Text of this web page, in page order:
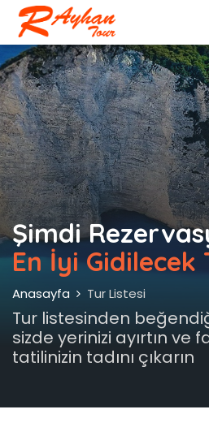
Şimdi
En İyi Gidilecek
Anasayfa Tur Listesi
Tur listesinden
sizde yerinizi ayırtın ve
tatilinizin tadını çıkarın